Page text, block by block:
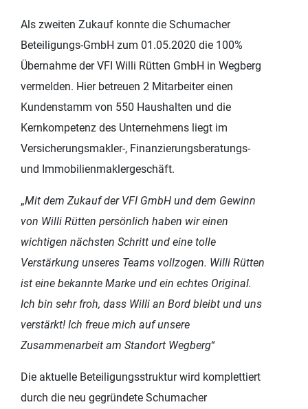
Als zweiten Zukauf konnte die Schumacher
Beteiligungs-GmbH zum 01.05.2020 die 100%
Übernahme der VFI Willi Rütten GmbH in Wegberg
vermelden. Hier betreuen 2 Mitarbeiter einen
Kundenstamm von 550 Haushalten und die
Kernkompetenz des Unternehmens liegt im
Versicherungsmakler-, Finanzierungsberatungs-
und Immobilienmaklergeschäft.
„Mit dem Zukauf der VFI GmbH und dem Gewinn
von Willi Rütten persönlich haben wir einen
wichtigen nächsten Schritt und eine tolle
Verstärkung unseres Teams vollzogen. Willi Rütten
ist eine bekannte Marke und ein echtes Original.
Ich bin sehr froh, dass Willi an Bord bleibt und uns
verstärkt! Ich freue mich auf unsere
Zusammenarbeit am Standort Wegberg“
Die aktuelle Beteiligungsstruktur wird komplettiert
durch die neu gegründete Schumacher